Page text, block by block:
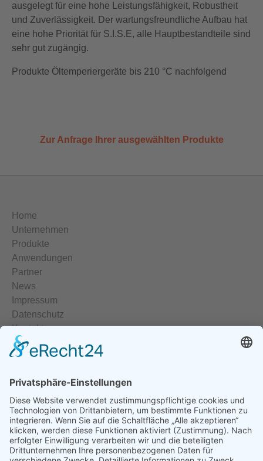
ausgelegt für eine hohe Leistungsfähigkeit, Robustheit
und Zuverlässigkeit. Der wartungsfreundliche Aufbau hat
eine hohe Priorität für S.I.S.E, alle Hauptbestandteile sind
sehr gut zugängig.
Produkte Öltemperiergeräte bis 210 °C nachfolgend
Zur Anfrage Ihrer ausgewählten Produkte
Home
Unternehmen
Produkte
Anwendungen
Partner
News
Impressum
Datenschutz
Kontakt
Temperiergeräte
Temperaturregler
Halbleiterrelais
Heisskanalregler
Temperatursensoren
Temperaturmessumformer